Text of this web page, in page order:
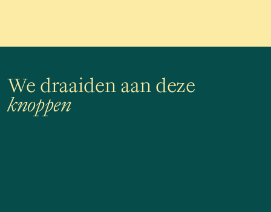
We draaiden aan deze
knoppen